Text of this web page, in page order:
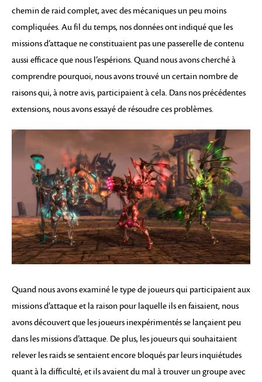
chemin de raid complet, avec des mécaniques un peu moins
compliquées. Au fil du temps, nos données ont indiqué que les
missions d’attaque ne constituaient pas une passerelle de contenu
aussi efficace que nous l’espérions. Quand nous avons cherché à
comprendre pourquoi, nous avons trouvé un certain nombre de
raisons qui, à notre avis, participaient à cela. Dans nos précédentes
extensions, nous avons essayé de résoudre ces problèmes.
Quand nous avons examiné le type de joueurs qui participaient aux
missions d’attaque et la raison pour laquelle ils en faisaient, nous
avons découvert que les joueurs inexpérimentés se lançaient peu
dans les missions d’attaque. De plus, les joueurs qui souhaitaient
relever les raids se sentaient encore bloqués par leurs inquiétudes
quant à la difficulté, et ils avaient du mal à trouver un groupe avec